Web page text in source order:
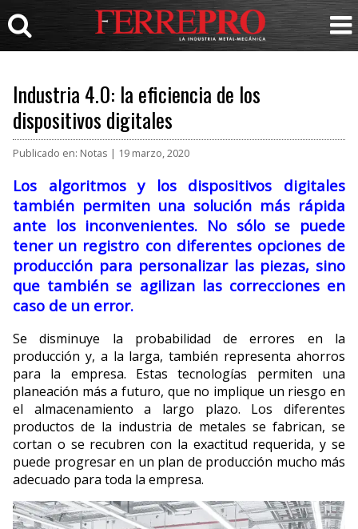
Industria 4.0: la eficiencia de los
dispositivos digitales
Publicado en: Notas | 19 marzo, 2020
Los algoritmos y los dispositivos digitales
también permiten una solución más rápida
ante los inconvenientes. No sólo se puede
tener un registro con diferentes opciones de
producción para personalizar las piezas, sino
que también se agilizan las correcciones en
caso de un error.
Se disminuye la probabilidad de errores en la
producción y, a la larga, también representa ahorros
para la empresa. Estas tecnologías permiten una
planeación más a futuro, que no implique un riesgo en
el almacenamiento a largo plazo. Los diferentes
productos de la industria de metales se fabrican, se
cortan o se recubren con la exactitud requerida, y se
puede progresar en un plan de producción mucho más
adecuado para toda la empresa.